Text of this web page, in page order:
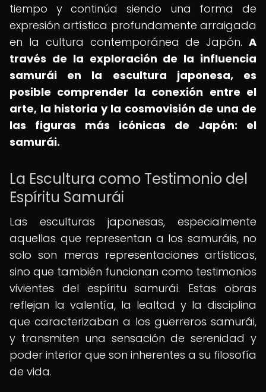
tiempo y continúa siendo una forma de
expresión artística profundamente arraigada
en la cultura contemporánea de Japón. A
través de la exploración de la influencia
samurái en la escultura japonesa, es
posible comprender la conexión entre el
arte, la historia y la cosmovisión de una de
las figuras más icónicas de Japón: el
samurái.
La Escultura como Testimonio del
Espíritu Samurái
Las esculturas japonesas, especialmente
aquellas que representan a los samuráis, no
solo son meras representaciones artísticas,
sino que también funcionan como testimonios
vivientes del espíritu samurái. Estas obras
reflejan la valentía, la lealtad y la disciplina
que caracterizaban a los guerreros samurái,
y transmiten una sensación de serenidad y
poder interior que son inherentes a su filosofía
de vida.